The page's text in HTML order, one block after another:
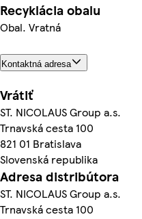
Recyklácia obalu
Obal. Vratná
Kontaktná adresa
Vrátiť
ST. NICOLAUS Group a.s.
Trnavská cesta 100
821 01 Bratislava
Slovenská republika
Adresa distribútora
ST. NICOLAUS Group a.s.
Trnavská cesta 100